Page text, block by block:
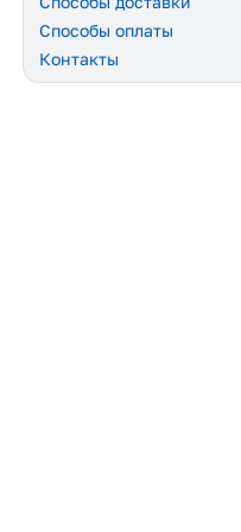
Способы оплаты
Контакты